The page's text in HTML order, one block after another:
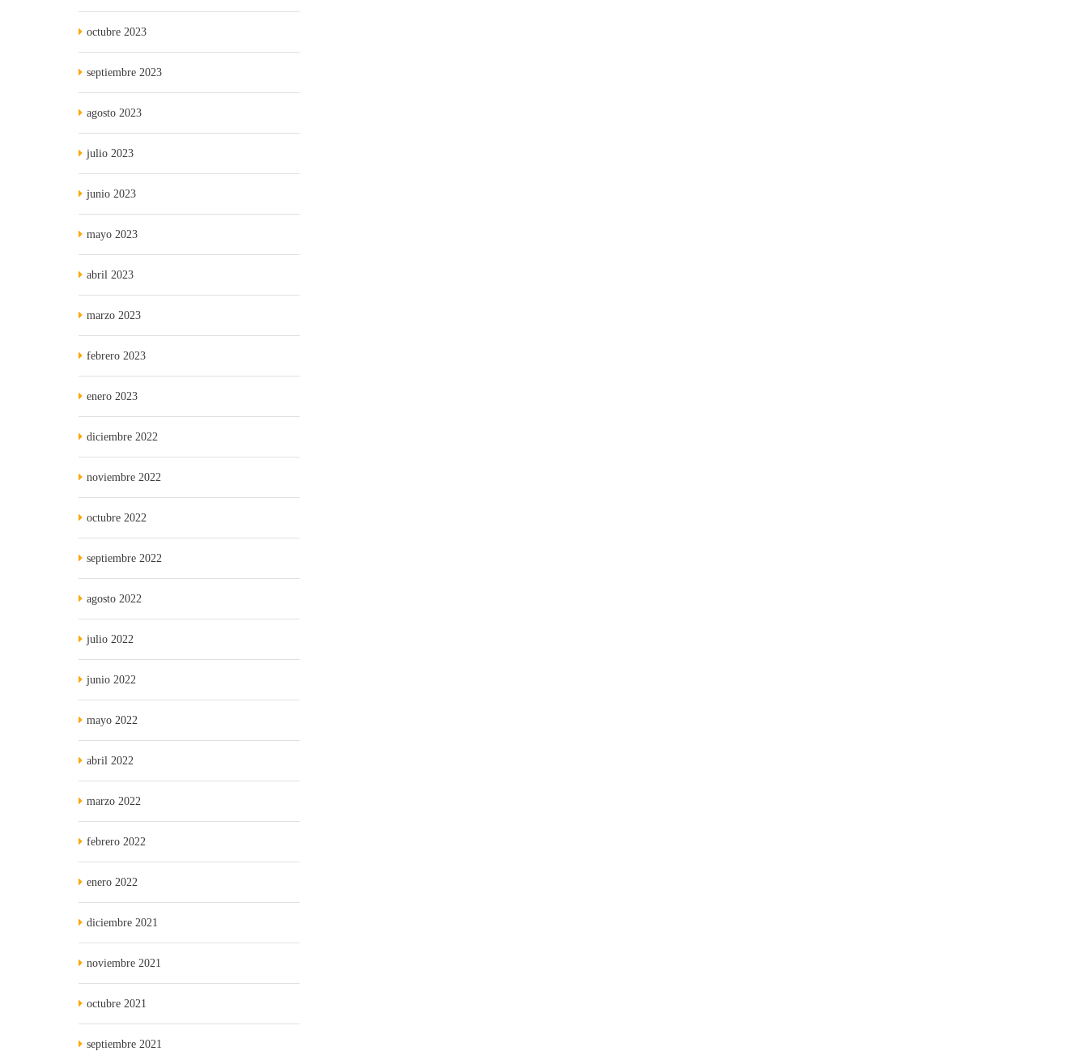
octubre 2023
septiembre 2023
agosto 2023
julio 2023
junio 2023
mayo 2023
abril 2023
marzo 2023
febrero 2023
enero 2023
diciembre 2022
noviembre 2022
octubre 2022
septiembre 2022
agosto 2022
julio 2022
junio 2022
mayo 2022
abril 2022
marzo 2022
febrero 2022
enero 2022
diciembre 2021
noviembre 2021
octubre 2021
septiembre 2021